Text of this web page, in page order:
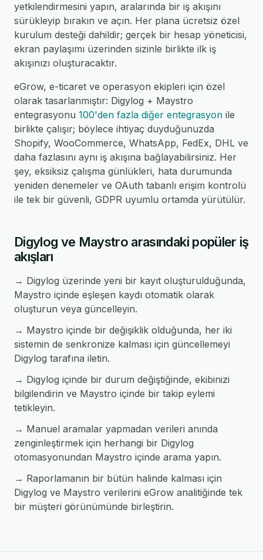
yetkilendirmesini yapın, aralarında bir iş akışını
sürükleyip bırakın ve açın. Her plana ücretsiz özel
kurulum desteği dahildir; gerçek bir hesap yöneticisi,
ekran paylaşımı üzerinden sizinle birlikte ilk iş
akışınızı oluşturacaktır.
eGrow, e-ticaret ve operasyon ekipleri için özel
olarak tasarlanmıştır: Digylog + Maystro
entegrasyonu 100'den fazla diğer entegrasyon ile
birlikte çalışır; böylece ihtiyaç duyduğunuzda
Shopify, WooCommerce, WhatsApp, FedEx, DHL ve
daha fazlasını aynı iş akışına bağlayabilirsiniz. Her
şey, eksiksiz çalışma günlükleri, hata durumunda
yeniden denemeler ve OAuth tabanlı erişim kontrolü
ile tek bir güvenli, GDPR uyumlu ortamda yürütülür.
Digylog ve Maystro arasındaki popüler iş
akışları
→ Digylog üzerinde yeni bir kayıt oluşturulduğunda,
Maystro içinde eşleşen kaydı otomatik olarak
oluşturun veya güncelleyin.
→ Maystro içinde bir değişiklik olduğunda, her iki
sistemin de senkronize kalması için güncellemeyi
Digylog tarafına iletin.
→ Digylog içinde bir durum değiştiğinde, ekibinizi
bilgilendirin ve Maystro içinde bir takip eylemi
tetikleyin.
→ Manuel aramalar yapmadan verileri anında
zenginleştirmek için herhangi bir Digylog
otomasyonundan Maystro içinde arama yapın.
→ Raporlamanın bir bütün halinde kalması için
Digylog ve Maystro verilerini eGrow analitiğinde tek
bir müşteri görünümünde birleştirin.